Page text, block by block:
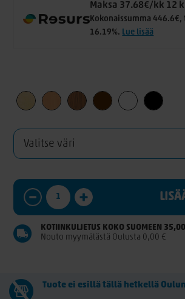
Maksa 37.68€/kk 12
Kokonaissumma
16.19%. Lue lisää
KOTIINKULJETUS KOKO SUOMEEN
Nouto myymälästä Oulusta 0,00 €
Tuote ei esillä tällä hetkellä